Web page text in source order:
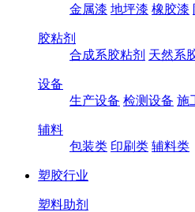
金属漆 地坪漆 橡胶漆
胶粘剂
合成系胶粘剂 天然系
设备
生产设备 检测设备 施
辅料
包装类 印刷类 辅料类
塑胶行业
塑料助剂